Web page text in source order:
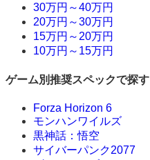
30万円～40万円
20万円～30万円
15万円～20万円
10万円～15万円
ゲーム別推奨スペックで探す
Forza Horizon 6
モンハンワイルズ
黒神話：悟空
サイバーパンク2077